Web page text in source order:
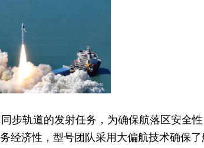
步轨道的发射任务，为确保航落区安全
经济性，型号团队采用大偏航技术确保